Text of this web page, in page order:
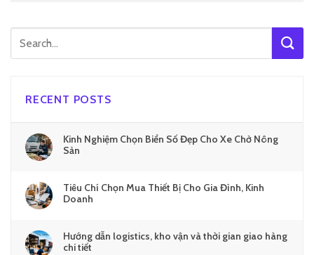
RECENT POSTS
Kinh Nghiệm Chọn Biển Số Đẹp Cho Xe Chở Nông
Sản
Tiêu Chí Chọn Mua Thiết Bị Cho Gia Đình, Kinh
Doanh
Hướng dẫn logistics, kho vận và thời gian giao hàng
chi tiết